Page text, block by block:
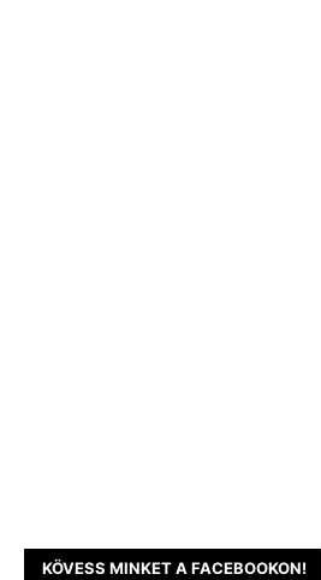
KÖVESS MINKET A FACEBOOKON!